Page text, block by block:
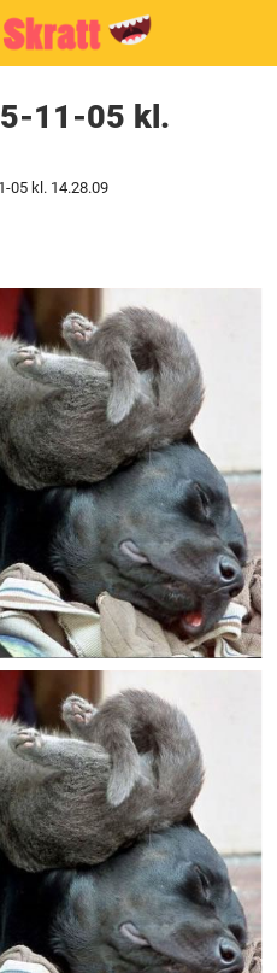
11-05 kl.
05 kl. 14.28.09